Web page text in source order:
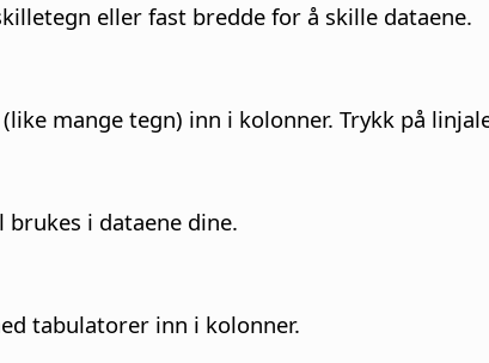
eller fast bredde for å skille dataene.
mange tegn) inn i kolonner. Trykk på
i dataene dine.
tabulatorer inn i kolonner.